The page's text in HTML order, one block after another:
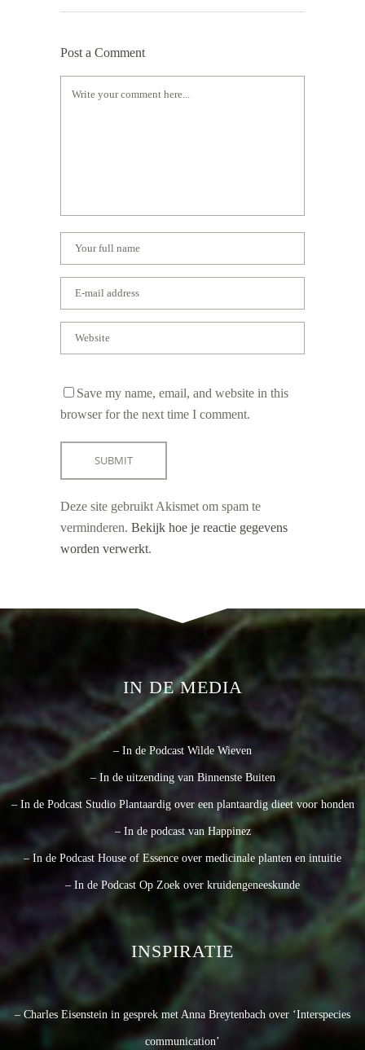
Post a Comment
Save my name, email, and website in this
browser for the next time I comment.
Deze site gebruikt Akismet om spam te
verminderen. Bekijk hoe je reactie gegevens
worden verwerkt.
IN DE MEDIA
– In de Podcast Wilde Wieven
– In de uitzending van Binnenste Buiten
– In de Podcast Studio Plantaardig over een plantaardig dieet voor honden
– In de podcast van Happinez
– In de Podcast House of Essence over medicinale planten en intuitie
– In de Podcast Op Zoek over kruidengeneeskunde
INSPIRATIE
– Charles Eisenstein in gesprek met Anna Breytenbach over ‘Interspecies
communication’